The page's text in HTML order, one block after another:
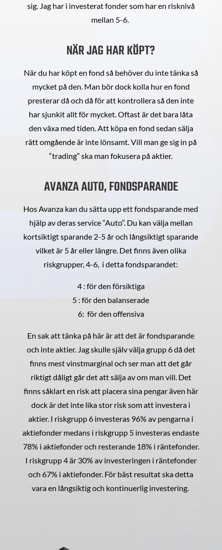
sig. Jag har i investerat fonder som har en risknivå
mellan 5-6.
NÄR JAG HAR KÖPT?
När du har köpt en fond så behöver du inte tänka så
mycket på den. Man bör dock kolla hur en fond
presterar då och då för att kontrollera så den inte
har sjunkit allt för mycket. Oftast är det bara låta
den växa med tiden. Att köpa en fond sedan sälja
rätt omgående är inte lönsamt. Vill man ge sig in på
“trading” ska man fokusera på aktier.
AVANZA AUTO, FONDSPARANDE
Hos Avanza kan du sätta upp ett fondsparande med
hjälp av deras service “Auto”. Du kan välja mellan
kortsiktigt sparande 2-5 år och långsiktigt sparande
vilket är 5 år eller längre. Det finns även olika
riskgrupper, 4-6, i detta fondsparandet:
4 : för den försiktiga
5 : för den balanserade
6: för den offensiva
En sak att tänka på här är att det är fondsparande
och inte aktier. Jag skulle själv välja grupp 6 då det
finns mest vinstmarginal och ser man att det går
riktigt dåligt går det att sälja av om man vill. Det
finns såklart en risk att placera sina pengar även här
dock är det inte lika stor risk som att investera i
aktier. I riskgrupp 6 investeras 96% av pengarna i
aktiefonder medans i riskgrupp 5 investeras endaste
78% i aktiefonder och resterande 18% i räntefonder.
I riskgrupp 4 är 30% av investeringen i räntefonder
och 67% i aktiefonder. För bäst resultat ska detta
vara en långsiktig och kontinuerlig investering.